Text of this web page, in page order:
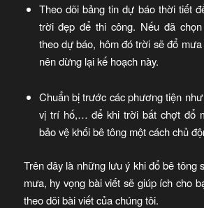
Theo dõi bảng tin dự báo thời tiết
trời đẹp để thi công. Nếu đã
theo dự báo, hôm đó trời sẽ đổ
nên dừng lại kế hoạch này.
Chuẩn bị trước các phương tiện
vị trí hố,… để khi trời bất chợt đổ
bảo vệ khối bê tông một cách chủ
Trên đây là những lưu ý khi đổ bê tông
mưa, hy vọng bài viết sẽ giúp ích cho
theo dõi bài viết của chúng tôi.